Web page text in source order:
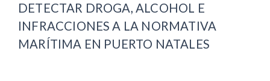
DETECTAR DROGA, ALCOHOL E
INFRACCIONES A LA NORMATIVA
MARÍTIMA EN PUERTO NATALES